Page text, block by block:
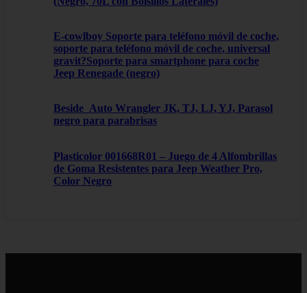
E-cowlboy Soporte para teléfono móvil de coche,
soporte para teléfono móvil de coche, universal
gravit?Soporte para smartphone para coche
Jeep Renegade (negro)
Beside_Auto Wrangler JK, TJ, LJ, YJ, Parasol
negro para parabrisas
Plasticolor 001668R01 – Juego de 4 Alfombrillas
de Goma Resistentes para Jeep Weather Pro,
Color Negro